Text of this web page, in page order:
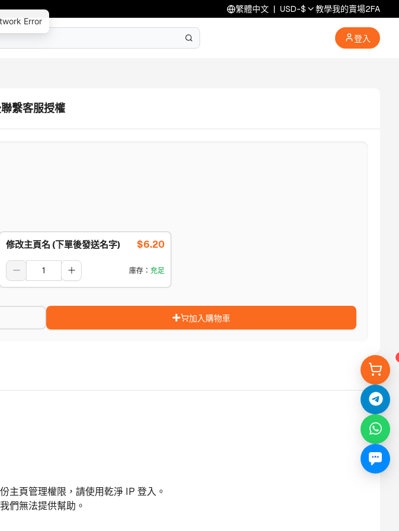
繁體中文 | USD-$ 教學我的賣場2FA
登入
繫客服授權
修改主頁名 (下單後發送名字) $6.20
庫存 ： 充足
加入購物車
主頁管理權限，請使用乾淨 IP 登入。
們無法提供幫助。
Error